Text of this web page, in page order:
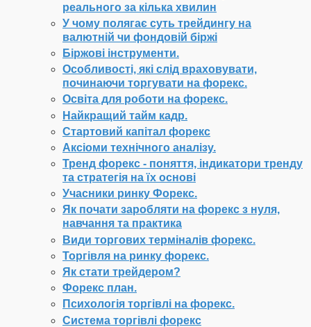
реального за кілька хвилин
У чому полягає суть трейдингу на
валютній чи фондовій біржі
Біржові інструменти.
Особливості, які слід враховувати,
починаючи торгувати на форекс.
Освіта для роботи на форекс.
Найкращий тайм кадр.
Стартовий капітал форекс
Аксіоми технічного аналізу.
Тренд форекс - поняття, індикатори тренду
та стратегія на їх основі
Учасники ринку Форекс.
Як почати заробляти на форекс з нуля,
навчання та практика
Види торгових терміналів форекс.
Торгівля на ринку форекс.
Як стати трейдером?
Форекс план.
Психологія торгівлі на форекс.
Система торгівлі форекс